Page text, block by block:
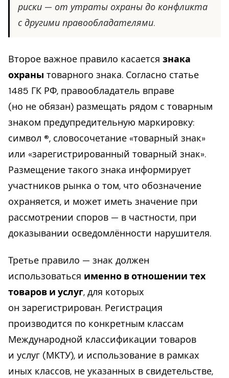
риски — от утраты охраны до конфликта
с другими правообладателями.
Второе важное правило касается знака
охраны товарного знака. Согласно статье
1485 ГК РФ, правообладатель вправе
(но не обязан) размещать рядом с товарным
знаком предупредительную маркировку:
символ ®, словосочетание «товарный знак»
или «зарегистрированный товарный знак».
Размещение такого знака информирует
участников рынка о том, что обозначение
охраняется, и может иметь значение при
рассмотрении споров — в частности, при
доказывании осведомлённости нарушителя.
Третье правило — знак должен
использоваться именно в отношении тех
товаров и услуг, для которых
он зарегистрирован. Регистрация
производится по конкретным классам
Международной классификации товаров
и услуг (МКТУ), и использование в рамках
иных классов, не указанных в свидетельстве,